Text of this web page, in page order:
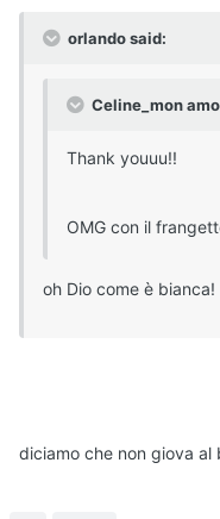
orlando said:
Celine_mon
Thank youuu!!
OMG con il
oh Dio come è bianca!
diciamo che non giova al